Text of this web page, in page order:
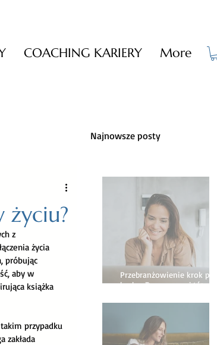
COACHING KARIERY More
życiu?
z
życia
próbując
aby w
książka
przypadku
zakłada
Najnowsze posty
Przebranżowienie krok po
kroku. 7 rzeczy, na które